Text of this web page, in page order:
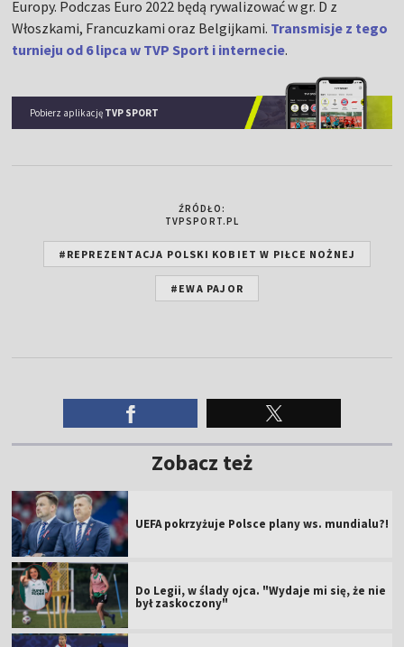
Europy. Podczas Euro 2022 będą rywalizować w gr. D z
Włoszkami, Francuzkami oraz Belgijkami. Transmisje z tego
turnieju od 6 lipca w TVP Sport i internecie.
Pobierz aplikację TVP SPORT
ŹRÓDŁO:
TVPSPORT.PL
#REPREZENTACJA POLSKI KOBIET W PIŁCE NOŻNEJ
#EWA PAJOR
Zobacz też
UEFA pokrzyżuje Polsce plany ws. mundialu?!
Do Legii, w ślady ojca. "Wydaje mi się, że nie
był zaskoczony"